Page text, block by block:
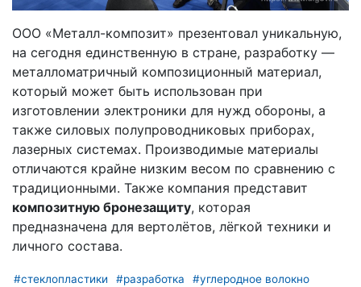
ООО «Металл-композит» презентовал уникальную,
на сегодня единственную в стране, разработку —
металломатричный композиционный материал,
который может быть использован при
изготовлении электроники для нужд обороны, а
также силовых полупроводниковых приборах,
лазерных системах. Производимые материалы
отличаются крайне низким весом по сравнению с
традиционными. Также компания представит
композитную бронезащиту, которая
предназначена для вертолётов, лёгкой техники и
личного состава.
#стеклопластики #разработка
#углеродное волокно